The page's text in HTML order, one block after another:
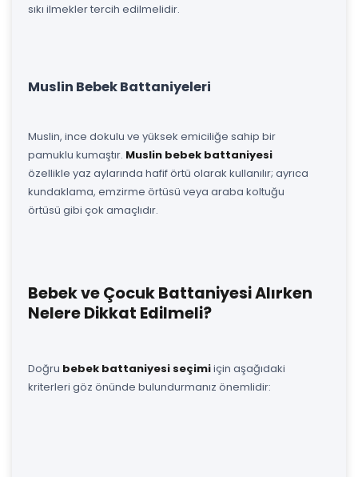
sıkı ilmekler tercih edilmelidir.
Muslin Bebek Battaniyeleri
Muslin, ince dokulu ve yüksek emiciliğe sahip bir
pamuklu kumaştır. Muslin bebek battaniyesi
özellikle yaz aylarında hafif örtü olarak kullanılır; ayrıca
kundaklama, emzirme örtüsü veya araba koltuğu
örtüsü gibi çok amaçlıdır.
Bebek ve Çocuk Battaniyesi Alırken
Nelere Dikkat Edilmeli?
Doğru bebek battaniyesi seçimiiçin aşağıdaki
kriterleri göz önünde bulundurmanız önemlidir: